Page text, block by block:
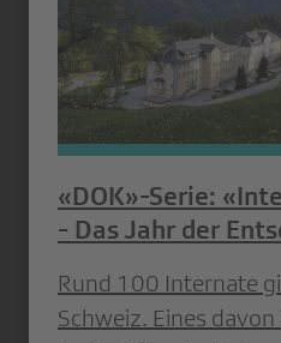
«DOK»-Serie:
- Das Jahr der
Rund 100 Internate
Schweiz. Eines